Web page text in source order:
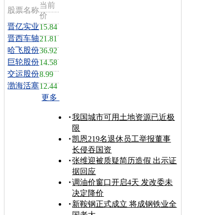
股票名称
当前
价
晋亿实业15.84
晋西车轴21.81
哈飞股份36.92
巨轮股份14.58
交运股份8.99
渤海活塞12.44
更多
我国城市可用土地资源已近极
限
凯恩219名退休员工举报董事
长侵吞国资
张维迎被质疑简历造假 出示证
据回应
调油价窗口开启4天 发改委未
决定降价
新鞍钢正式成立 将成钢铁业全